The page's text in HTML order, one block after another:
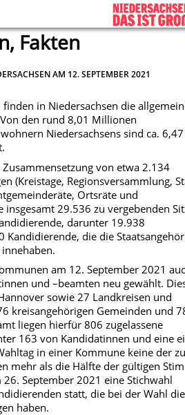
Fakten
AM 12. SEPTEMBER 2021
in Niedersachsen die
den rund 8,01 Millionen
Niedersachsens sind ca. 6,47
von etwa 2.134
(Kreistage, Regionsversammlung,
Ortsräte und
insgesamt 29.536 zu vergebenden
darunter 19.938
Kandidierende, die die
am 12. September 2021
und –beamten neu gewählt.
sowie 27 Landkreisen und
kreisangehörigen Gemeinden und
liegen hierfür 806 zugelassene
163 von Kandidatinnen und eine
in einer Kommune keine der
mehr als die Hälfte der gültigen
September 2021 eine Stichwahl
statt, die bei der Wahl die
haben.